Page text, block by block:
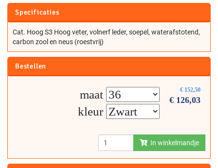
Specificaties
Cat. Hoog S3 Hoog veter, volnerf leder, soepel, waterafstotend,
carbon zool en neus (roestvrij)
Bestellen
€ 152,50
€ 126,03
maat
kleur
In winkelmandje